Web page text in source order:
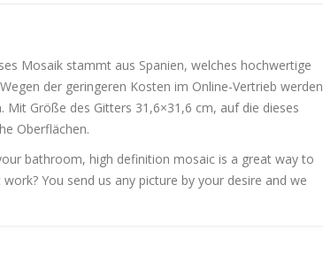
Mosaik stammt aus Spanien, welches hochwertige
der geringeren Kosten im Online-Vertrieb werden
Mit Größe des Gitters 31,6×31,6 cm, auf die dieses
Oberflächen.
bathroom, high definition mosaic is a great way to
You send us any picture by your desire and we